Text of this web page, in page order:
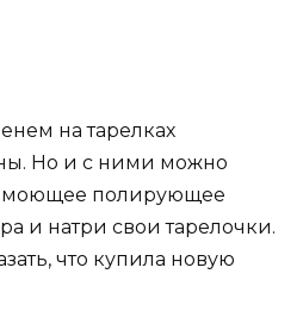
на тарелках
Но и с ними можно
моющее полирующее
и натри свои тарелочки.
что купила новую